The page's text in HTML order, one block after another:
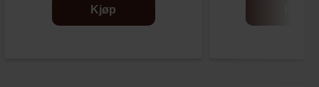
Kjøp